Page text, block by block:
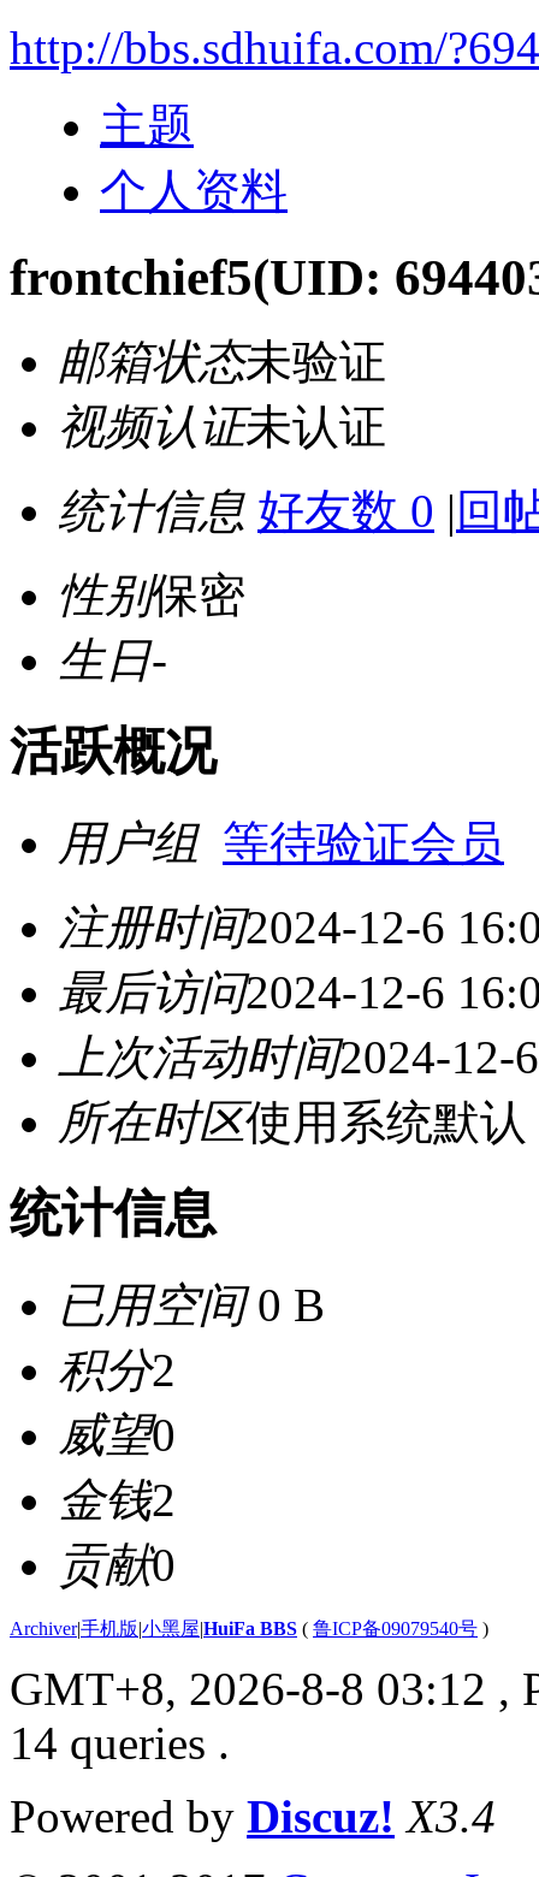
http://bbs.sdhuifa.com/
主题
个人资料
frontchief5(UID:
邮箱状态未验证
视频认证未认证
统计信息 好友数 0 | 回
性别保密
生日-
活跃概况
用户组 等待验证会员
注册时间2024-12-6
最后访问2024-12-6
上次活动时间2024-12-
所在时区使用系统默认
统计信息
已用空间0 B
积分2
威望0
金钱2
贡献0
Archiver|手机版|小黑屋|HuiFa BBS ( 鲁ICP备09079540号 )
GMT+8, 2026-8-8 03:12 ,
14 queries .
Powered by Discuz! X3.4